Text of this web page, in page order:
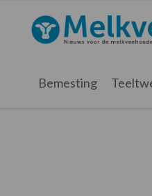
hoofdnavigatie
hoofd
eerste
voettekst
Melkveebedrijf.nl
Bemesting